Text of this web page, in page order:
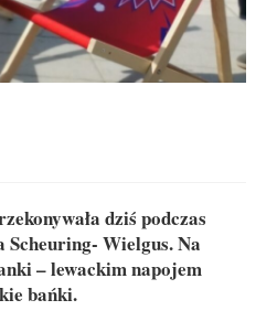
dziś podczas
Scheuring- Wielgus. Na
– lewackim napojem
bańki.